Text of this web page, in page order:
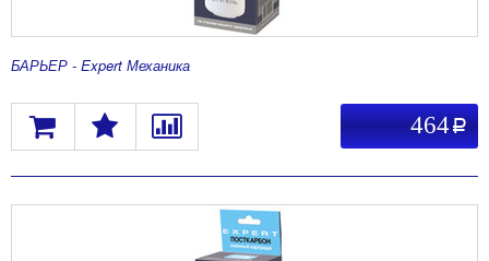
464 a
БАРЬЕР - Expert Механика